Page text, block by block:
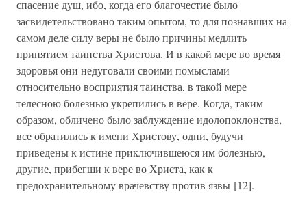
спасение душ, ибо, когда его благочестие было
засвидетельствовано таким опытом, то для познавших на
самом деле силу веры не было причины медлить
принятием таинства Христова. И в какой мере во время
здоровья они недуговали своими помыслами
относительно восприятия таинства, в такой мере
телесною болезнью укрепились в вере. Когда, таким
образом, обличено было заблуждение идолопоклонства,
все обратились к имени Христову, одни, будучи
приведены к истине приключившеюся им болезнью,
другие, прибегши к вере во Христа, как к
предохранительному врачевству против язвы [12].